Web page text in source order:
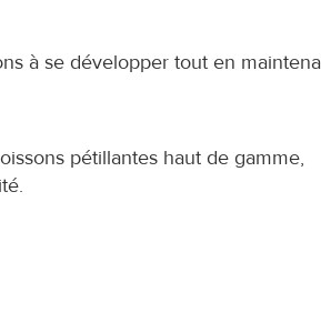
à se développer tout en
pétillantes haut de gamme,